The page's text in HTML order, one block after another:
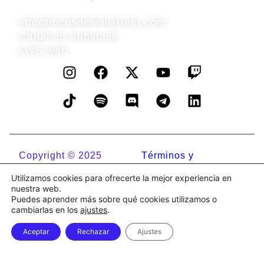
info@locosdewallstreet.com
Copyright © 2025
Financial Research
Términos y
Política de cookies
Política de privacidad
Utilizamos cookies para ofrecerte la mejor experiencia en
nuestra web.
Puedes aprender más sobre qué cookies utilizamos o
cambiarlas en los ajustes.
Aceptar Rechazar Ajustes